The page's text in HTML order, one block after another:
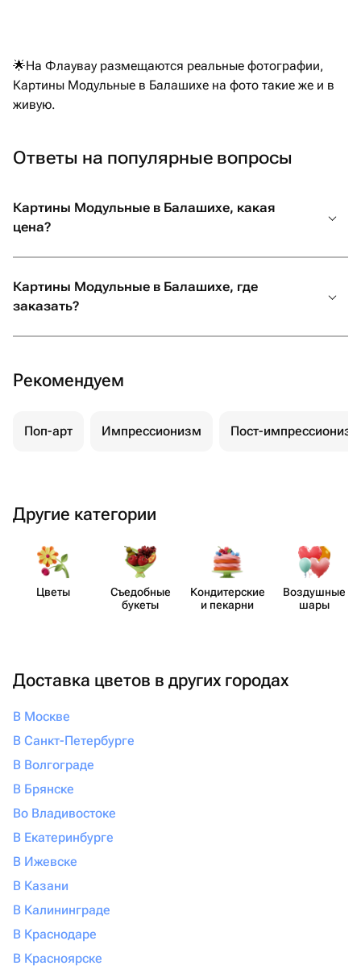
🌟На Флаувау размещаются реальные фотографии,
Картины Модульные в Балашихе на фото такие же и в
живую.
Ответы на популярные вопросы
Картины Модульные в Балашихе, какая
цена?
Картины Модульные в Балашихе, где
заказать?
Рекомендуем
Поп-арт Импрессионизм Пост-импрессионизм
Другие категории
Цветы
Съедобные
букеты
Кондит​ерские
и пекарни
Воздушные
шары
Доставка цветов в других городах
В Москве
В Санкт-Петербурге
В Волгограде
В Брянске
Во Владивостоке
В Екатеринбурге
В Ижевске
В Казани
В Калининграде
В Краснодаре
В Красноярске